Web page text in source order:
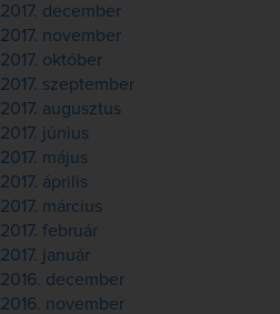
2017. december
2017. november
2017. október
2017. szeptember
2017. augusztus
2017. június
2017. május
2017. április
2017. március
2017. február
2017. január
2016. december
2016. november